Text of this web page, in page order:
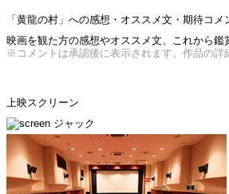
「黄龍の村」への感想・オススメ文・期待コメ
映画を観た方の感想やオススメ文、これから
※コメントは承認後に表示されます。作品の詳
上映スクリーン